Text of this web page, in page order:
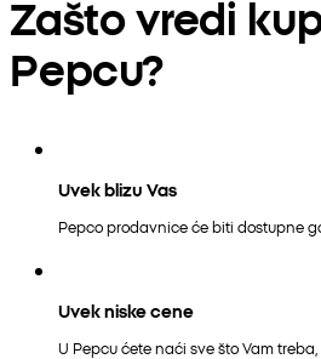
Zašto vredi
Pepcu?
Uvek blizu Vas
Pepco prodavnice će biti dostupne
Uvek niske cene
U Pepcu ćete naći sve što Vam